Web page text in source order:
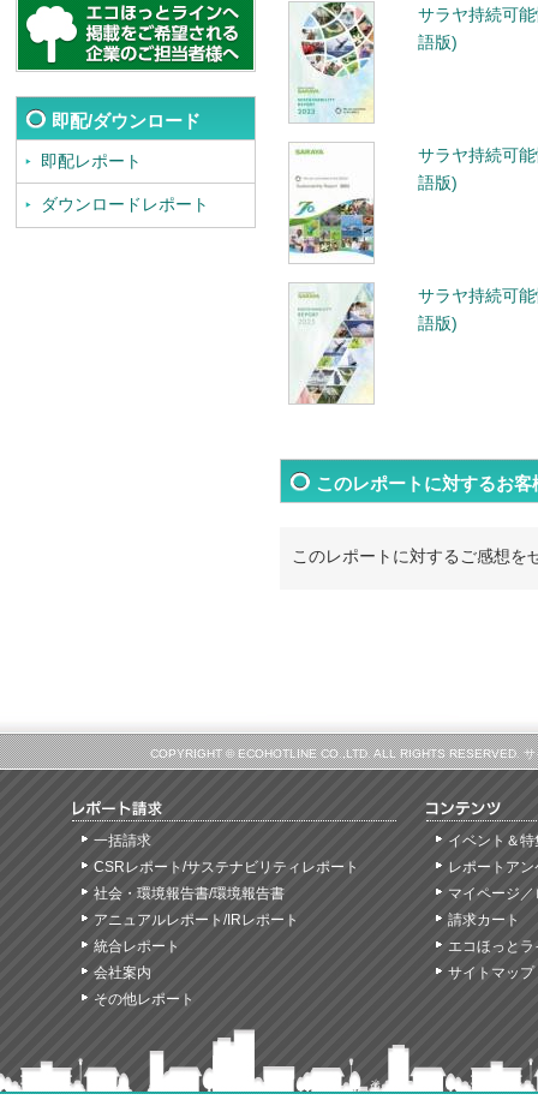
即配/ダウンロード
即配レポート
ダウンロードレポート
サラヤ持続可
語版)
サラヤ持続可
語版)
サラヤ持続可
語版)
このレポートに対するお客
このレポートに対するご感想を
COPYRIGHT © ECOHOTLINE CO.,LTD. ALL RIGHTS RESERVED.
一括請求
CSRレポート/サステナビリティレポート
社会・環境報告書/環境報告書
アニュアルレポート/IRレポート
統合レポート
会社案内
その他レポート
イベント＆特
レポートア
マイページ
請求カート
エコほっと
サイトマップ